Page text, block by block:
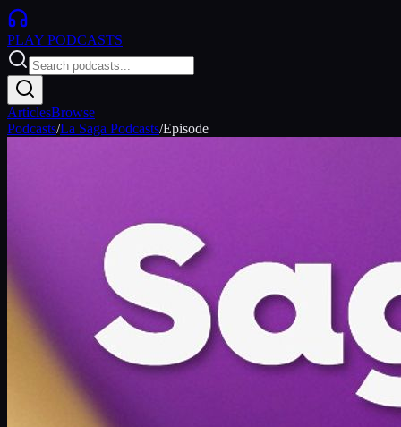
PLAY PODCASTS
ArticlesBrowse
Podcasts/La Saga Podcasts/Episode